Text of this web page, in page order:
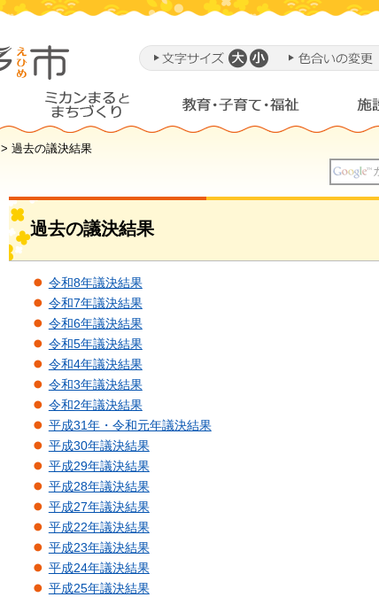
> 過去の議決結果
過去の議決結果
令和8年議決結果
令和7年議決結果
令和6年議決結果
令和5年議決結果
令和4年議決結果
令和3年議決結果
令和2年議決結果
平成31年・令和元年議決結果
平成30年議決結果
平成29年議決結果
平成28年議決結果
平成27年議決結果
平成22年議決結果
平成23年議決結果
平成24年議決結果
平成25年議決結果